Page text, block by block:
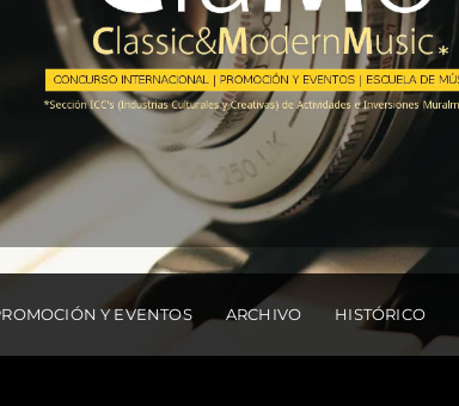
Y EVENTOS ARCHIVO HISTÓRICO